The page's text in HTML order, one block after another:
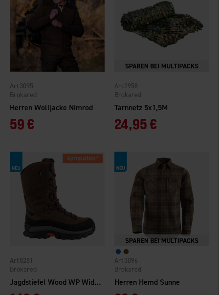
Herren Wolljacke Nimrod
Brokared
3095
59 €
Tarnnetz 5x1,5M
Brokared
2958
24,95 €
Jagdstiefel Wood WP Wide High
Brokared
8281
Herren Hemd Sunne
Brokared
3096